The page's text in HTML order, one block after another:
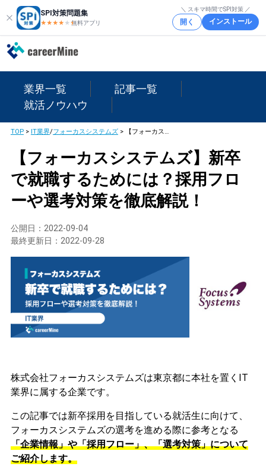
SPI対策問題集
★★★★ ★★
無料アプリ
＼ スキマ時間でSPI対策 ／
開く インストール
業界一覧
記事一覧
就活ノウハウ
TOP> IT業界/フォーカスシステムズ> 【フォーカスシステムズ】新卒で就職するためには？採用フローや選考対策を徹底解説！
【フォーカスシステムズ】新卒
で就職するためには？採用フロ
ーや選考対策を徹底解説！
公開日： 2022-09-04
最終更新日： 2022-09-28
株式会社フォーカスシステムズは東京都に本社を置くIT
業界に属する企業です。
この記事では新卒採用を目指している就活生に向けて、
フォーカスシステムズの選考を進める際に参考となる
「企業情報」や「採用フロー」、「選考対策」について
ご紹介します。